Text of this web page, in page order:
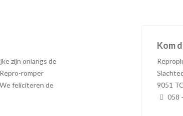
zijn onlangs de
romper
feliciteren de
Kom
9051
058